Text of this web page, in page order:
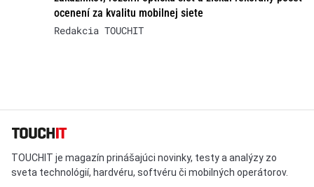
ocenení za kvalitu mobilnej siete
Redakcia TOUCHIT
TOUCHIT je magazín prinášajúci novinky, testy a analýzy zo
sveta technológií, hardvéru, softvéru či mobilných operátorov.